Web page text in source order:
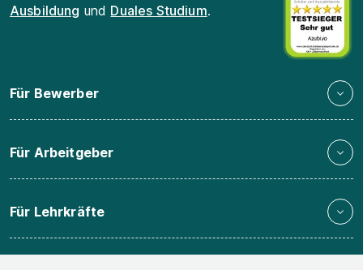
Ausbildung und Duales Studium.
Für Bewerber
Für Arbeitgeber
Für Lehrkräfte